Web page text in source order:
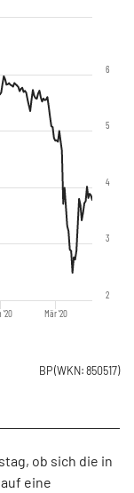
'20 Mär '20
2
3
4
5
6
BP(WKN: 850517)
ob sich die in
eine